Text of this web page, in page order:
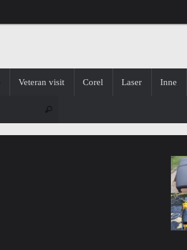
Veteran visit Corel Laser Inne